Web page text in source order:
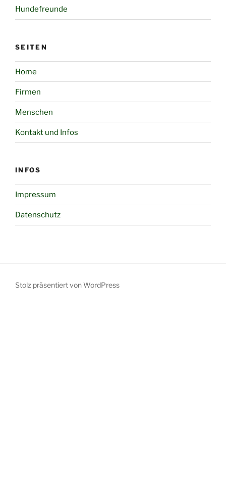
Hundefreunde
SEITEN
Home
Firmen
Menschen
Kontakt und Infos
INFOS
Impressum
Datenschutz
Stolz präsentiert von WordPress